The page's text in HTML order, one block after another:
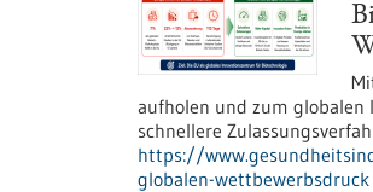
aufholen und zum globalen
schnellere
https://
globalen-wettbewerbsdruck